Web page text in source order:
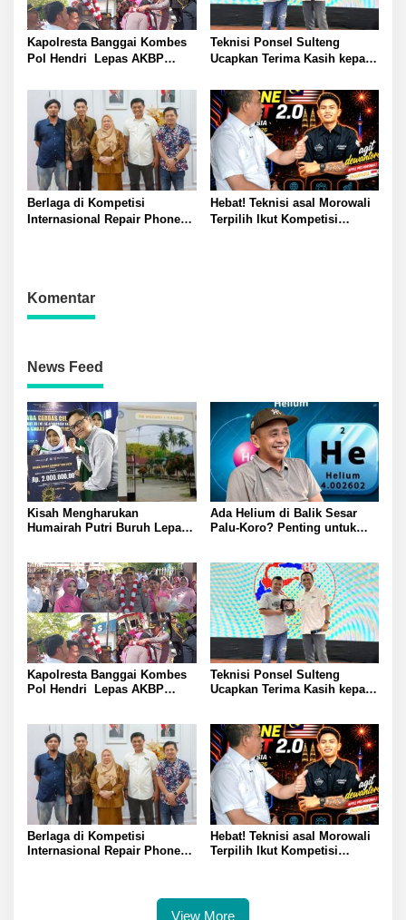
Kapolresta Banggai Kombes
Pol Hendri Lepas AKBP
Tradisi Pedang Pora
Dipopong Menuju Kendaraan
Teknisi Ponsel Sulteng
Ucapkan Terima Kasih kepada
Indonesia
Berlaga di Kompetisi
Internasional Repair Phone
Hebat! Teknisi asal Morowali
Terpilih Ikut Kompetisi
Komentar
News Feed
Kisah Mengharukan
Humairah Putri Buruh Lepas
Inggris
Ada Helium di Balik Sesar
Palu-Koro? Penting untuk
Kapolresta Banggai Kombes
Pol Hendri Lepas AKBP
Dipopong Menuju Kendaraan
Teknisi Ponsel Sulteng
Ucapkan Terima Kasih kepada
Berlaga di Kompetisi
Internasional Repair Phone
Hebat! Teknisi asal Morowali
Terpilih Ikut Kompetisi
View More